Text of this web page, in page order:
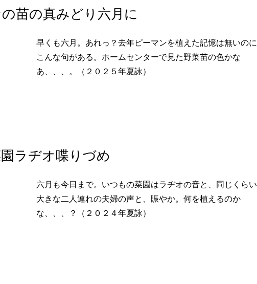
苗の真みどり六月に
早くも六月。あれっ？去年ピーマンを植えた記憶は無いのに
こんな句がある。ホームセンターで見た野菜苗の色かな
あ、、、。（２０２５年夏詠）
ラヂオ喋りづめ
六月も今日まで。いつもの菜園はラヂオの音と、同じくらい
大きな二人連れの夫婦の声と、賑やか。何を植えるのか
な、、、？（２０２４年夏詠）